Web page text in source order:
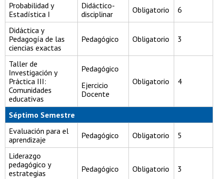
Probabilidad y
Estadística I
Didáctico-
disciplinar
Obligatorio 6
Didáctica y
Pedagogía de las
ciencias exactas
Pedagógico Obligatorio 3
Taller de
Investigación y
Práctica III:
Comunidades
educativas
Pedagógico
Ejercicio
Docente
Obligatorio 4
Séptimo Semestre
Evaluación para el
aprendizaje
Pedagógico Obligatorio 5
Liderazgo
pedagógico y
estrategias
Pedagógico Obligatorio 3